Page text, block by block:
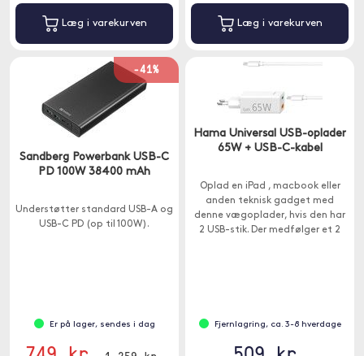
Læg i varekurven Læg i varekurven
-41%
Sandberg Powerbank USB-C
PD 100W 38400 mAh
Understøtter standard USB-A og
USB-C PD (op til 100W).
Er på lager, sendes i dag
Hama Universal USB-oplader
65W + USB-C-kabel
Oplad en iPad , macbook eller
anden teknisk gadget med
denne vægoplader, hvis den har
2 USB-stik. Der medfølger et 2
Fjernlagring, ca. 3-8 hverdage